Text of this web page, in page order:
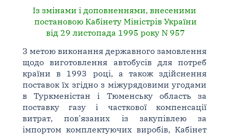
Із змінами і доповненнями, внесеними
постановою Кабінету Міністрів України
від 29 листопада 1995 року N 957
З метою виконання державного замовлення
щодо виготовлення автобусів для потреб
країни в 1993 році, а також здійснення
поставок їх згідно з міжурядовими угодами
в Туркменістан і Тюменську область за
поставку газу і часткової компенсації
витрат, пов'язаних із закупівлею за
імпортом комплектуючих виробів, Кабінет